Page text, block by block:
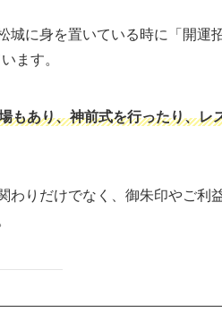
城に身を置いている時に「開運
ます。
もあり、神前式を行ったり、レ
わりだけでなく、御朱印やご利